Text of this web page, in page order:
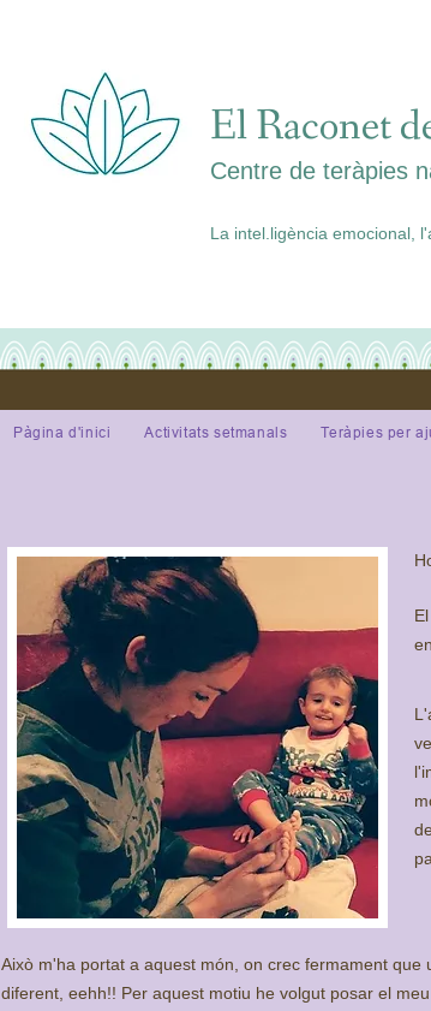
El Raconet
Centre de teràpies
La intel.ligència emocional,
Pàgina d'inici Activitats setmanals Teràpies per
Això m'ha portat a aquest món, on crec fermament
diferent, eehh!! Per aquest motiu he volgut posar el